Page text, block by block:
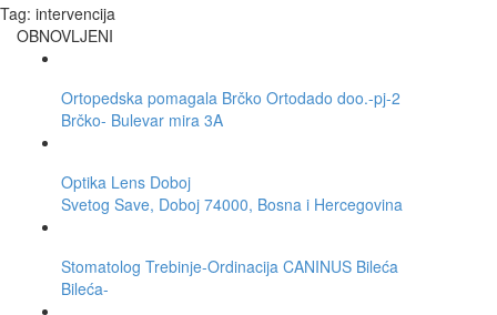
Tag: intervencija
OBNOVLJENI
Ortopedska pomagala Brčko Ortodado doo.-pj-2
Brčko- Bulevar mira 3A
Optika Lens Doboj
Svetog Save, Doboj 74000, Bosna i Hercegovina
Stomatolog Trebinje-Ordinacija CANINUS Bileća
Bileća-